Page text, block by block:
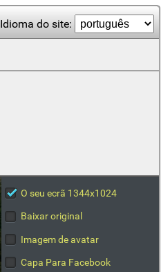
Idioma do site:
O seu ecrã 1344x1024
Baixar original
Imagem de avatar
Capa Para Facebook